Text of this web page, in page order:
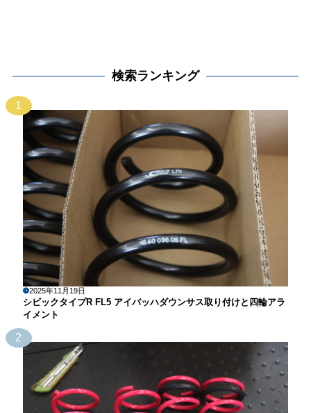
検索ランキング
1
2025年11月19日
シビックタイプR FL5 アイバッハダウンサス取り付けと四輪アラ
イメント
2